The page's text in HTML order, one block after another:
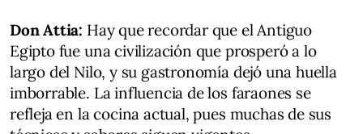
Don Attia: Hay que recordar que el Antiguo
Egipto fue una civilización que prosperó a lo
largo del Nilo, y su gastronomía dejó una huella
imborrable. La influencia de los faraones se
refleja en la cocina actual, pues muchas de sus